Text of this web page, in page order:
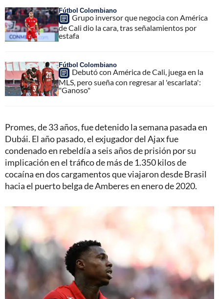
Fútbol Colombiano
Grupo inversor que negocia con América
de Cali dio la cara, tras señalamientos por
estafa
Fútbol Colombiano
Debutó con América de Cali, juega en la
MLS, pero sueña con regresar al 'escarlata':
"Ganoso"
Promes, de 33 años, fue detenido la semana pasada en
Dubái. El año pasado, el exjugador del Ajax fue
condenado en rebeldía a seis años de prisión por su
implicación en el tráfico de más de 1.350 kilos de
cocaína en dos cargamentos que viajaron desde Brasil
hacia el puerto belga de Amberes en enero de 2020.